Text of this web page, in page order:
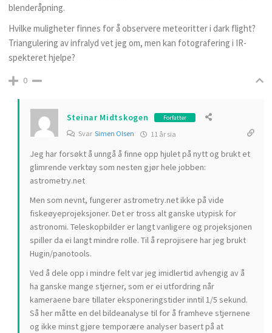
blenderåpning.
Hvilke muligheter finnes for å observere meteoritter i dark flight?
Triangulering av infralyd vet jeg om, men kan fotografering i IR-
spekteret hjelpe?
0
Steinar Midtskogen Forfatter
Svar Simen Olsen 11 år sia
Jeg har forsøkt å unngå å finne opp hjulet på nytt og brukt et
glimrende verktøy som nesten gjør hele jobben:
astrometry.net
Men som nevnt, fungerer astrometry.net ikke på vide
fiskeøyeprojeksjoner. Det er tross alt ganske utypisk for
astronomi. Teleskopbilder er langt vanligere og projeksjonen
spiller da ei langt mindre rolle. Til å reprojisere har jeg brukt
Hugin/panotools.
Ved å dele opp i mindre felt var jeg imidlertid avhengig av å
ha ganske mange stjerner, som er ei utfordring når
kameraene bare tillater eksponeringstider inntil 1/5 sekund.
Så her måtte en del bildeanalyse til for å framheve stjernene
og ikke minst gjøre temporære analyser basert på at